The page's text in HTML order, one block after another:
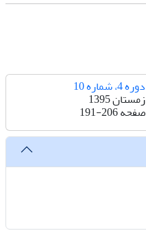
دوره 4، شماره 10
زمستان 1395
صفحه191-206